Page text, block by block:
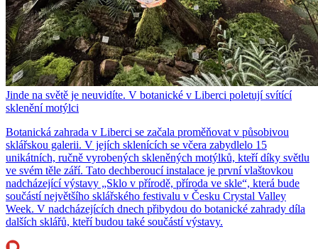
Jinde na světě je neuvidíte. V botanické v Liberci poletují svítící
sklenění motýlci
Botanická zahrada v Liberci se začala proměňovat v působivou
sklářskou galerii. V jejích sklenících se včera zabydlelo 15
unikátních, ručně vyrobených skleněných motýlků, kteří díky světlu
ve svém těle září. Tato dechberoucí instalace je první vlaštovkou
nadcházející výstavy „Sklo v přírodě, příroda ve skle“, která bude
součástí největšího sklářského festivalu v Česku Crystal Valley
Week. V nadcházejících dnech přibydou do botanické zahrady díla
dalších sklářů, kteří budou také součástí výstavy.